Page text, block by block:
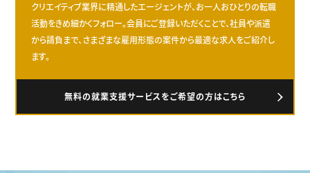
クリエイティブ業界に精通したエージェントが、お一人おひとりの転職
活動をきめ細かくフォロー。会員にご登録いただくことで、社員や派遣
から請負まで、さまざまな雇用形態の案件から最適な求人をご紹介し
ます。
無料の就業支援サービスをご希望の方はこちら